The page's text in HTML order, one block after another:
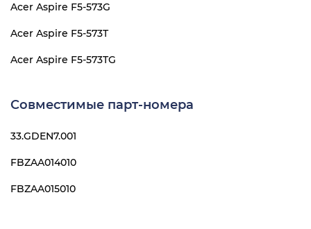
Acer Aspire F5-573G
Acer Aspire F5-573T
Acer Aspire F5-573TG
Совместимые парт-номера
33.GDEN7.001
FBZAA014010
FBZAA015010